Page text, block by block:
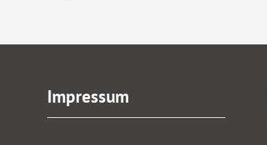
Impressum